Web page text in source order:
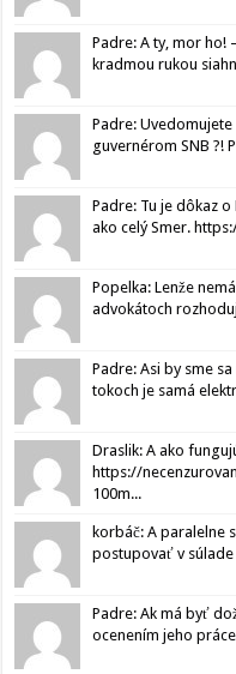
Padre: A ty, mor ho!
kradmou rukou
Padre:
guvernérom SNB ?!
Padre: Tu je dôkaz
ako celý Smer.
Popelka: Lenže
advokátoch
Padre: Asi by sme
tokoch je samá
Draslik: A ako
https://
100m...
korbáč: A paralelne
postupovať v súlade
Padre: Ak má byť
ocenením jeho